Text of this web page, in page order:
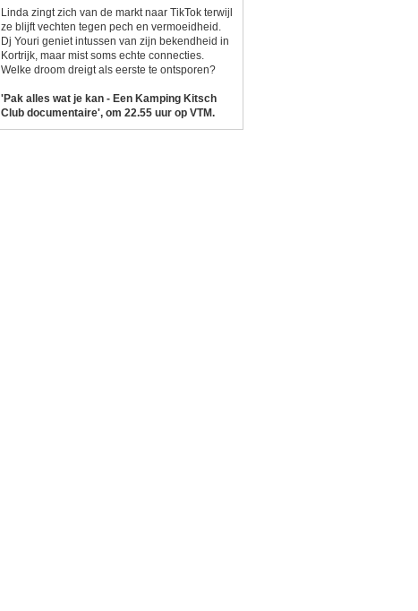
Linda zingt zich van de markt naar TikTok terwijl
ze blijft vechten tegen pech en vermoeidheid.
Dj Youri geniet intussen van zijn bekendheid in
Kortrijk, maar mist soms echte connecties.
Welke droom dreigt als eerste te ontsporen?
'Pak alles wat je kan - Een Kamping Kitsch
Club documentaire', om 22.55 uur op VTM.